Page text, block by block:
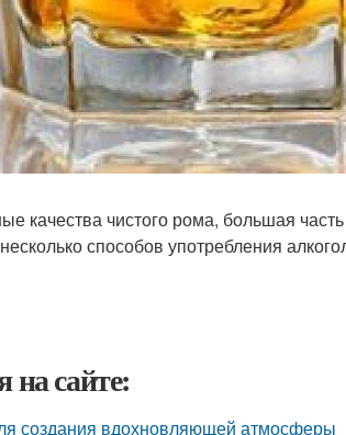
качества чистого рома, большая
способов употребления
на сайте:
создания вдохновляющей атмосферы